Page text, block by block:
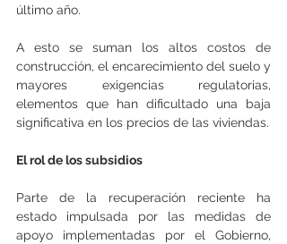
último año.
A esto se suman los altos costos de
construcción, el encarecimiento del suelo y
mayores exigencias regulatorias,
elementos que han dificultado una baja
significativa en los precios de las viviendas.
El rol de los subsidios
Parte de la recuperación reciente ha
estado impulsada por las medidas de
apoyo implementadas por el Gobierno,